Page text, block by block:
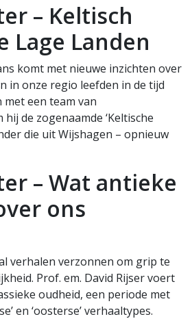
– Keltisch
Lage Landen
komt met nieuwe inzichten over
in onze regio leefden in de tijd
met een team van
de zogenaamde ‘Keltische
die uit Wijshagen – opnieuw
– Wat antieke
ons
verhalen verzonnen om grip te
Prof. em. David Rijser voert
oudheid, een periode met
en ‘oosterse’ verhaaltypes.